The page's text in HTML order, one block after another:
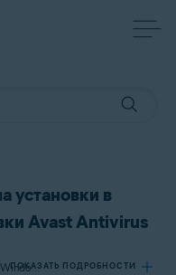
установки в
Avast Antivirus
Применяется к Avast Premium Security для Windows, Avast Free Antivirus для Windows
ПОКАЗАТЬ ПОДРОБНОСТИ